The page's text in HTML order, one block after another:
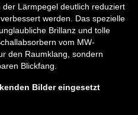
Lärmpegel deutlich reduziert
werden. Das spezielle
Brillanz und tolle
vom MW-
den Raumklang, sondern
Blickfang.
Bilder eingesetzt